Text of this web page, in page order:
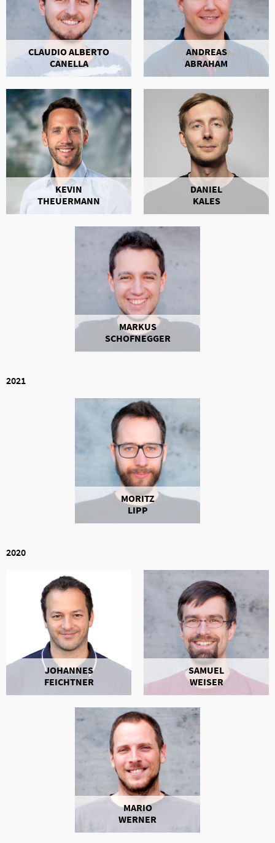
CLAUDIO ALBERTO
CANELLA
ANDREAS
ABRAHAM
KEVIN
THEUERMANN
DANIEL
KALES
MARKUS
SCHOFNEGGER
2021
MORITZ
LIPP
2020
JOHANNES
FEICHTNER
SAMUEL
WEISER
MARIO
WERNER